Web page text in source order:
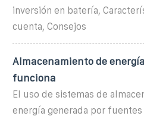
inversión en batería,
cuenta, Consejos
Almacenamiento de
funciona
El uso de sistemas de
energía generada por